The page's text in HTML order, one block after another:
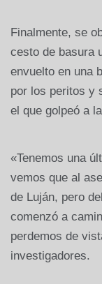
Finalmente, se
cesto de basura
envuelto en una
por los peritos y
el que golpeó a
«Tenemos una
vemos que al
de Luján, pero
comenzó a
perdemos de
investigadores.